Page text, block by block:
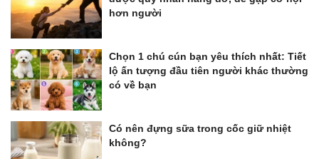
hơn người
Chọn 1 chú cún bạn yêu thích nhất: Tiết
lộ ấn tượng đầu tiên người khác thường
có về bạn
Có nên đựng sữa trong cốc giữ nhiệt
không?